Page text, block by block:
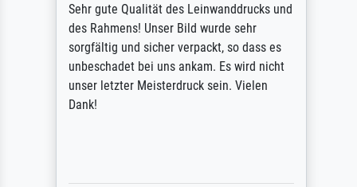
Sehr gute Qualität des Leinwanddrucks und
des Rahmens! Unser Bild wurde sehr
sorgfältig und sicher verpackt, so dass es
unbeschadet bei uns ankam. Es wird nicht
unser letzter Meisterdruck sein. Vielen
Dank!